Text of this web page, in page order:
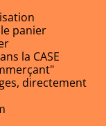
panier
la CASE
directement